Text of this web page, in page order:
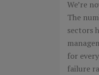
We’re
The
sectors
for
failure